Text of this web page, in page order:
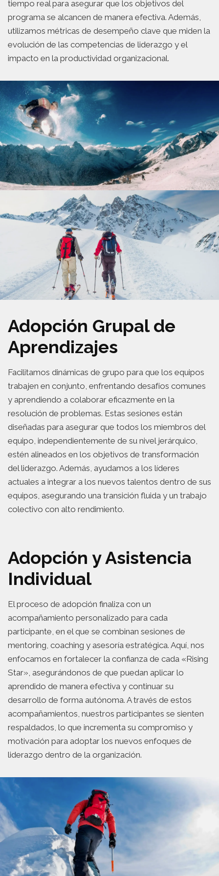
tiempo real para asegurar que los objetivos del
programa se alcancen de manera efectiva. Además,
utilizamos métricas de desempeño clave que miden la
evolución de las competencias de liderazgo y el
impacto en la productividad organizacional.
Adopción Grupal de
Aprendizajes
Facilitamos dinámicas de grupo para que los equipos
trabajen en conjunto, enfrentando desafíos comunes
y aprendiendo a colaborar eficazmente en la
resolución de problemas. Estas sesiones están
diseñadas para asegurar que todos los miembros del
equipo, independientemente de su nivel jerárquico,
estén alineados en los objetivos de transformación
del liderazgo. Además, ayudamos a los líderes
actuales a integrar a los nuevos talentos dentro de sus
equipos, asegurando una transición fluida y un trabajo
colectivo con alto rendimiento.
Adopción y Asistencia
Individual
El proceso de adopción finaliza con un
acompañamiento personalizado para cada
participante, en el que se combinan sesiones de
mentoring, coaching y asesoría estratégica. Aquí, nos
enfocamos en fortalecer la confianza de cada «Rising
Star», asegurándonos de que puedan aplicar lo
aprendido de manera efectiva y continuar su
desarrollo de forma autónoma. A través de estos
acompañamientos, nuestros participantes se sienten
respaldados, lo que incrementa su compromiso y
motivación para adoptar los nuevos enfoques de
liderazgo dentro de la organización.